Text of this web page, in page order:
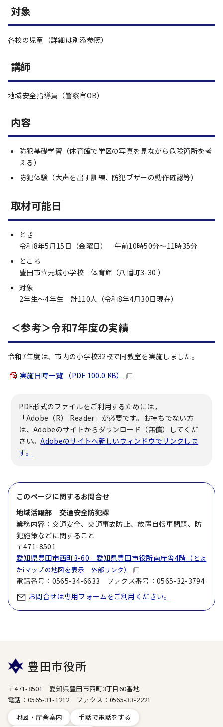
対象
各校の児童（詳細は別添参照）
講師
地域安全指導員（警察官OB）
内容
防犯基礎学習（体育館で学区の写真を見ながら危険箇所を考
える）
防犯体験（大声を出す訓練、防犯ブザーの動作確認等）
取材可能日
とき
令和8年5月15日（金曜日） 午前10時50分～11時35分
ところ
豊田市立元城小学校 体育館（八幡町3-30 ）
対象
2年生～4年生 計110人（令和8年4月30日現在）
＜参考＞令和7年度の実績
令和7年度は、市内の小学校32校で同教室を実施しました。
実施日時一覧 （PDF 100.0 KB）
PDF形式のファイルをご利用するためには，
「Adobe（R） Reader」が必要です。お持ちでない方
は、Adobeのサイトからダウンロード（無償）してくだ
さい。Adobeのサイトへ新しいウィンドウでリンクしま
す。
このページに関するお問合せ
地域活躍部 交通安全防犯課
業務内容：交通安全、交通事故防止、放置自転車問題、防
犯施策などに関すること
〒471-8501
愛知県豊田市西町3-60 愛知県豊田市役所南庁舎4階（ とよ
たiマップの地図を表示 外部リンク）
電話番号：0565-34-6633 ファクス番号：0565-32-3794
お問合せは専用フォームをご利用ください。
豊田市役所
〒471-8501 愛知県豊田市西町3丁目60番地
電話：0565-31-1212 ファクス：0565-33-2221
地図・庁舎案内
手話で電話をする